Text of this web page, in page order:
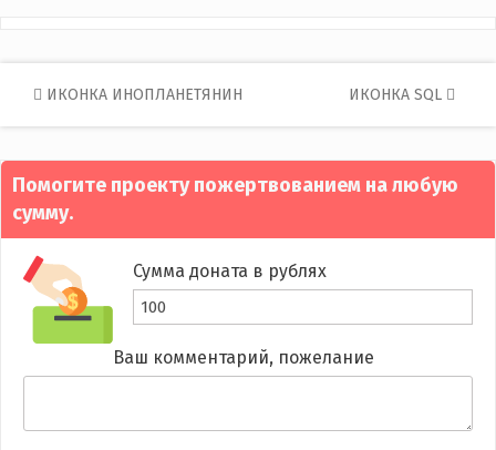
Post
navigation
ИКОНКА ИНОПЛАНЕТЯНИН ИКОНКА SQL
Помогите проекту пожертвованием на любую
сумму.
Сумма доната в рублях
Ваш комментарий, пожелание